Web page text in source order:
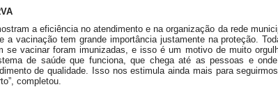
a eficiência no atendimento e na organização da rede
a vacinação tem grande importância justamente na proteção.
se vacinar foram imunizadas, e isso é um motivo de muito
de saúde que funciona, que chega até as pessoas e
de qualidade. Isso nos estimula ainda mais para
completou.